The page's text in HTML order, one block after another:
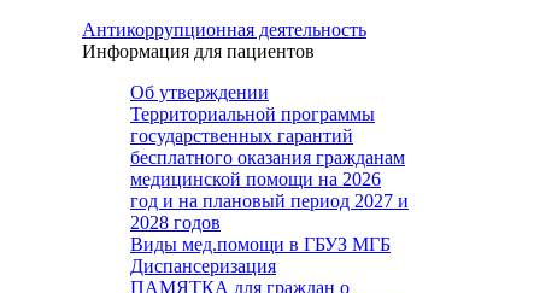
Антикоррупционная деятельность
Информация для пациентов
Об утверждении
Территориальной программы
государственных гарантий
бесплатного оказания гражданам
медицинской помощи на 2026
год и на плановый период 2027 и
2028 годов
Виды мед.помощи в ГБУЗ МГБ
Диспансеризация
ПАМЯТКА для граждан о